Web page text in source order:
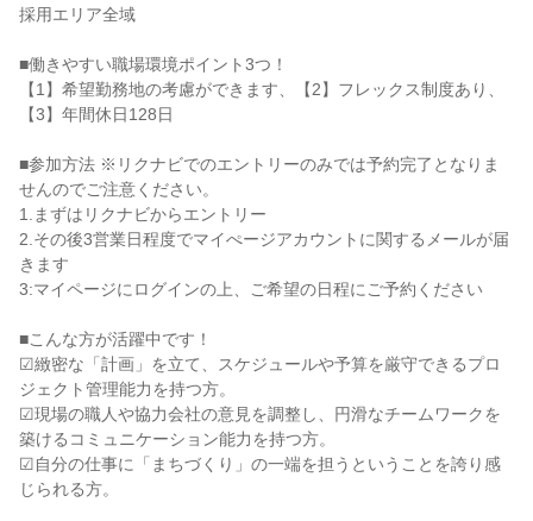
採用エリア全域
■働きやすい職場環境ポイント3つ！
【1】希望勤務地の考慮ができます、【2】フレックス制度あり、
【3】年間休日128日
■参加方法 ※リクナビでのエントリーのみでは予約完了となりま
せんのでご注意ください。
1.まずはリクナビからエントリー
2.その後3営業日程度でマイぺージアカウントに関するメールが届
きます
3:マイページにログインの上、ご希望の日程にご予約ください
■こんな方が活躍中です！
☑緻密な「計画」を立て、スケジュールや予算を厳守できるプロ
ジェクト管理能力を持つ方。
☑現場の職人や協力会社の意見を調整し、円滑なチームワークを
築けるコミュニケーション能力を持つ方。
☑自分の仕事に「まちづくり」の一端を担うということを誇り感
じられる方。